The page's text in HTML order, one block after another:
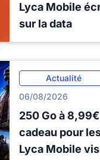
Lyca Mobile
sur la data
Actualité
06/08/2026
250 Go à
cadeau pour
Lyca Mobile